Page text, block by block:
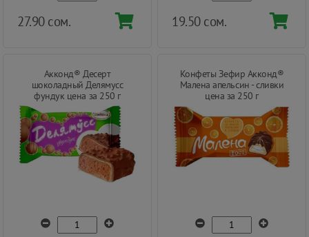
27.90 сом. 19.50 сом.
Акконд® Десерт
шоколадный Делямусс
фундук цена за 250 г
Конфеты Зефир Акконд®
Малена апельсин - сливки
цена за 250 г